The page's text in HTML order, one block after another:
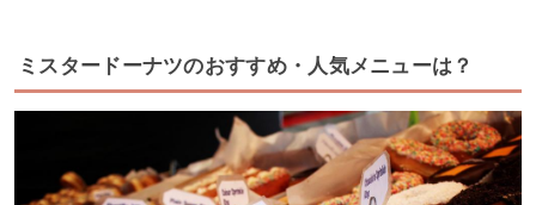
ミスタードーナツのおすすめ・人気メニューは？